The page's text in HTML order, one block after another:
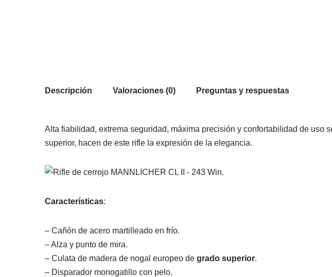
Descripción Valoraciones (0) Preguntas y respuestas
Alta fiabilidad, extrema seguridad, máxima precisión y confortabilidad de uso
superior, hacen de este rifle la expresión de la elegancia.
Características:
– Cañón de acero martilleado en frío.
– Alza y punto de mira.
– Culata de madera de nogal europeo de grado superior.
– Disparador monogatillo con pelo.